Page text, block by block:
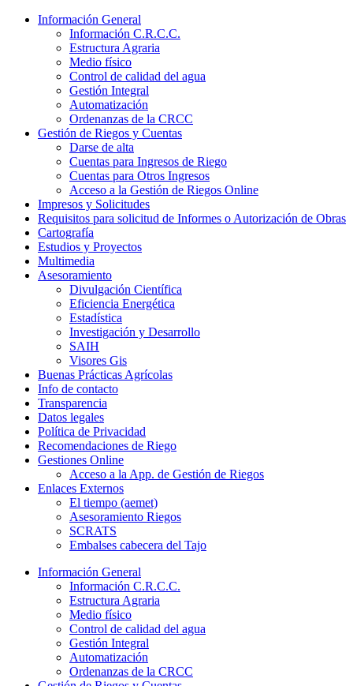
Información General
Información C.R.C.C.
Estructura Agraria
Medio físico
Control de calidad del agua
Gestión Integral
Automatización
Ordenanzas de la CRCC
Gestión de Riegos y Cuentas
Darse de alta
Cuentas para Ingresos de Riego
Cuentas para Otros Ingresos
Acceso a la Gestión de Riegos Online
Impresos y Solicitudes
Requisitos para solicitud de Informes o Autorización de Obras
Cartografía
Estudios y Proyectos
Multimedia
Asesoramiento
Divulgación Científica
Eficiencia Energética
Estadística
Investigación y Desarrollo
SAIH
Visores Gis
Buenas Prácticas Agrícolas
Info de contacto
Transparencia
Datos legales
Política de Privacidad
Recomendaciones de Riego
Gestiones Online
Acceso a la App. de Gestión de Riegos
Enlaces Externos
El tiempo (aemet)
Asesoramiento Riegos
SCRATS
Embalses cabecera del Tajo
Información General
Información C.R.C.C.
Estructura Agraria
Medio físico
Control de calidad del agua
Gestión Integral
Automatización
Ordenanzas de la CRCC